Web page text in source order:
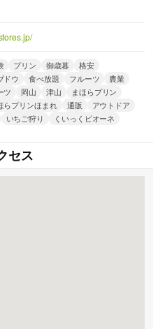
プリン 御歳暮
格安
ドウ 食べ放題 フルーツ
農業
ツ 岡山 津山
まほらプリン
らプリンほまれ 通販
アウトドア
いちご狩り くいっくピオーネ
セス